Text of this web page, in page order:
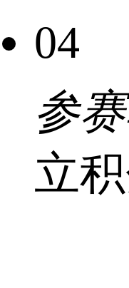
04
参
立